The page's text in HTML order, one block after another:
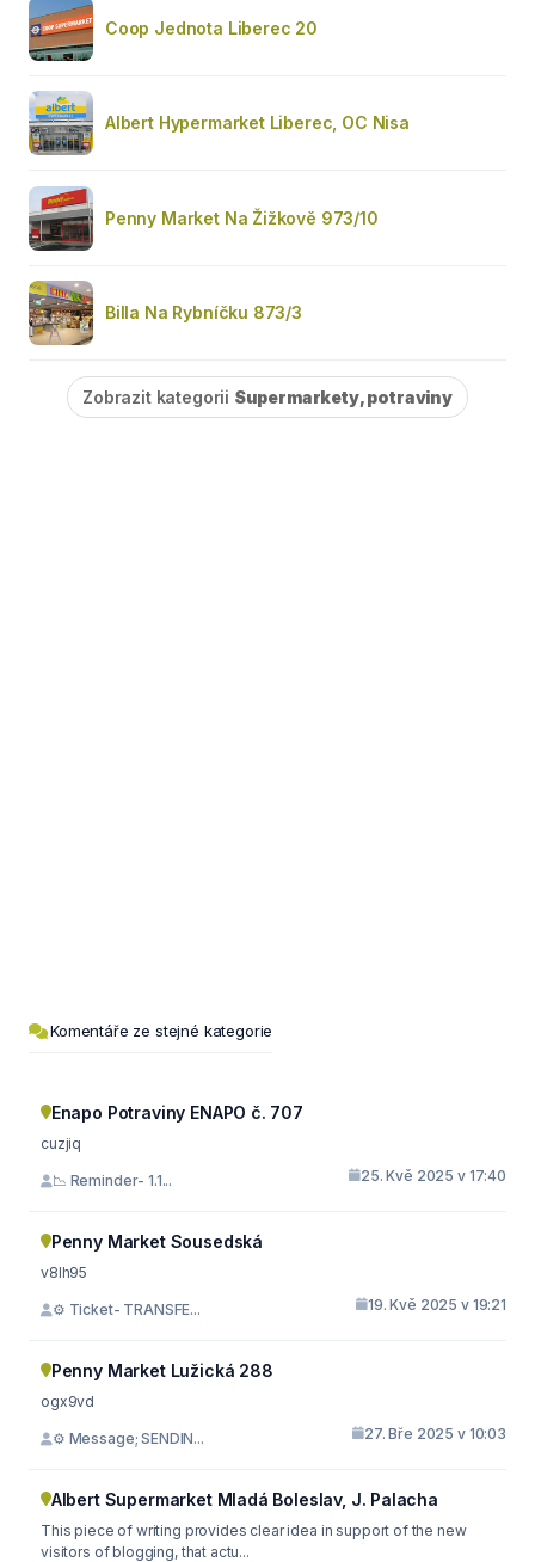
Coop Jednota Liberec 20
Albert Hypermarket Liberec, OC Nisa
Penny Market Na Žižkově 973/10
Billa Na Rybníčku 873/3
Zobrazit kategorii Supermarkety, potraviny
Komentáře ze stejné kategorie
Enapo Potraviny ENAPO č. 707
cuzjiq
📉 Reminder- 1.1... 25. Kvě 2025 v 17:40
Penny Market Sousedská
v8lh95
⚙ Ticket- TRANSFE... 19. Kvě 2025 v 19:21
Penny Market Lužická 288
ogx9vd
⚙ Message; SENDIN... 27. Bře 2025 v 10:03
Albert Supermarket Mladá Boleslav, J. Palacha
This piece of writing provides clear idea in support of the new
visitors of blogging, that actu...